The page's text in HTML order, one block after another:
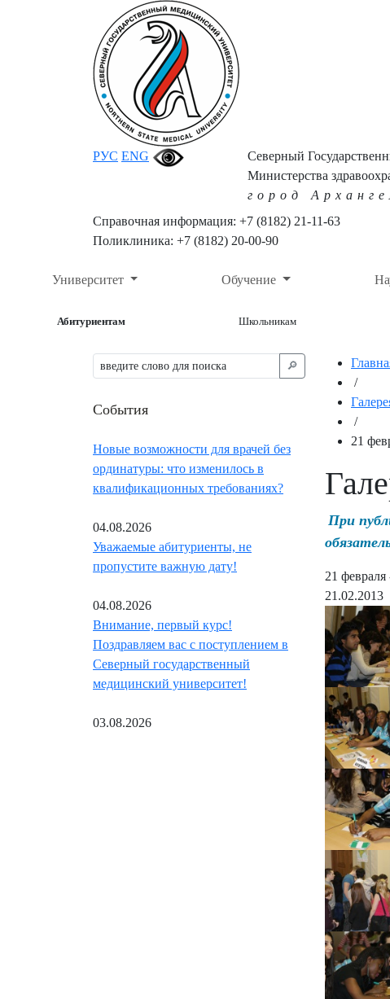
РУС ENG
Северный
Министерства
город
Справочная информация: +7 (8182) 21-11-63
Поликлиника: +7 (8182) 20-00-90
Университет Обучение
Абитуриентам Школьникам
🔎︎
События
Новые возможности для врачей без
ординатуры: что изменилось в
квалификационных требованиях?
04.08.2026
Уважаемые абитуриенты, не
пропустите важную дату!
04.08.2026
Внимание, первый курс!
Поздравляем вас с поступлением в
Северный государственный
медицинский университет!
03.08.2026
/
/
21
При
21
21.02.2013